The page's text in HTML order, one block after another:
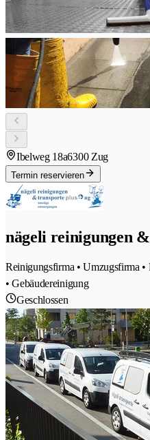
Ibelweg 18a6300 Zug
Termin reservieren
nägeli reinigungen
Reinigungsfirma • Umzugsfirma •
• Gebäudereinigung
Geschlossen